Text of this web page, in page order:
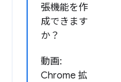
張機能を作
成できます
か？
動画:
Chrome 拡